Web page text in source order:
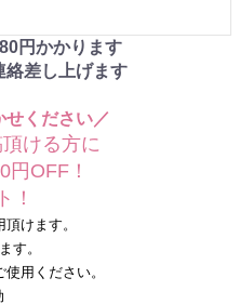
円かかります
差し上げます
せください／
ける方に
OFF！
けます。
す。
用ください。